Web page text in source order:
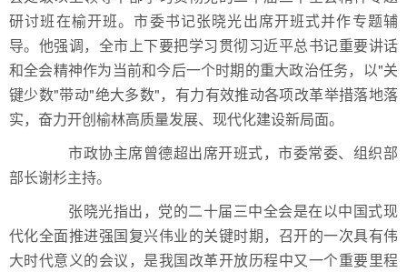
研讨班在榆开班。市委书记张晓光出席开班式并作专题辅
导。他强调，全市上下要把学习贯彻习近平总书记重要讲话
和全会精神作为当前和今后一个时期的重大政治任务，以"关
键少数"带动"绝大多数"，有力有效推动各项改革举措落地落
实，奋力开创榆林高质量发展、现代化建设新局面。
市政协主席曾德超出席开班式，市委常委、组织部
部长谢杉主持。
张晓光指出，党的二十届三中全会是在以中国式现
代化全面推进强国复兴伟业的关键时期，召开的一次具有伟
大时代意义的会议，是我国改革开放历程中又一个重要里程